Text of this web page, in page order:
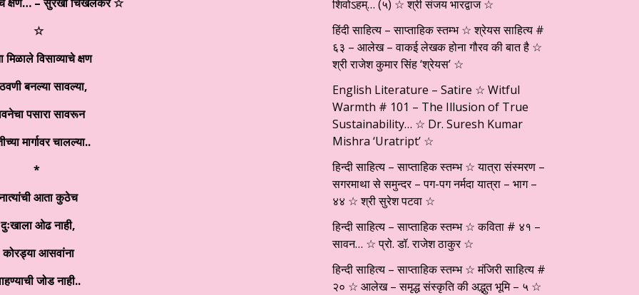
☆
विसाव्याचे क्षण
बनल्या सावल्या,
पसारा सावरून
मार्गावर चालल्या..
*
आता कुठेच
दुःखाला ओढ नाही,
कोरड्या आसवांना
जोड नाही..
शिवोऽहम्… (५) ☆ श्री संजय भारद्वाज ☆
हिंदी साहित्य – साप्ताहिक स्तम्भ ☆ श्रेयस साहित्य #
६३ – आलेख – वाकई लेखक होना गौरव की बात है ☆
श्री राजेश कुमार सिंह ‘श्रेयस’ ☆
English Literature – Satire ☆ Witful
Warmth # 101 – The Illusion of True
Sustainability… ☆ Dr. Suresh Kumar
Mishra ‘Uratript’ ☆
हिन्दी साहित्य – साप्ताहिक स्तम्भ ☆ यात्रा संस्मरण –
सगरमाथा से समुन्दर – पग-पग नर्मदा यात्रा – भाग –
४४ ☆ श्री सुरेश पटवा ☆
हिन्दी साहित्य – साप्ताहिक स्तम्भ ☆ कविता # ४१ –
सावन… ☆ प्रो. डॉ. राजेश ठाकुर ☆
हिन्दी साहित्य – साप्ताहिक स्तम्भ ☆ मंजिरी साहित्य #
२० ☆ आलेख – समृद्ध संस्कृति की अद्भुत भूमि – ५ ☆